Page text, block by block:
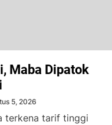
Maba Dipatok
5, 2026
terkena tarif tinggi